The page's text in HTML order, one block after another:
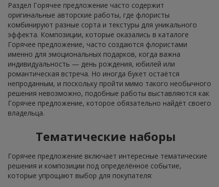
Раздел Горячее предложение часто содержит
оригинальные авторские работы, где флористы
комбинируют разные сорта и текстуры для уникального
эффекта. Композиции, которые оказались в каталоге
Горячее предложение, часто создаются флористами
именно для эмоциональных подарков, когда важна
индивидуальность — день рождения, юбилей или
романтическая встреча. Но иногда букет остаётся
непроданным, и поскольку пройти мимо такого необычного
решения невозможно, подобные работы выставляются как
Горячее предложение, которое обязательно найдёт своего
владельца.
Тематические наборы
Горячее предложение включает интересные тематические
решения и композиции под определённое событие,
которые упрощают выбор для покупателя: